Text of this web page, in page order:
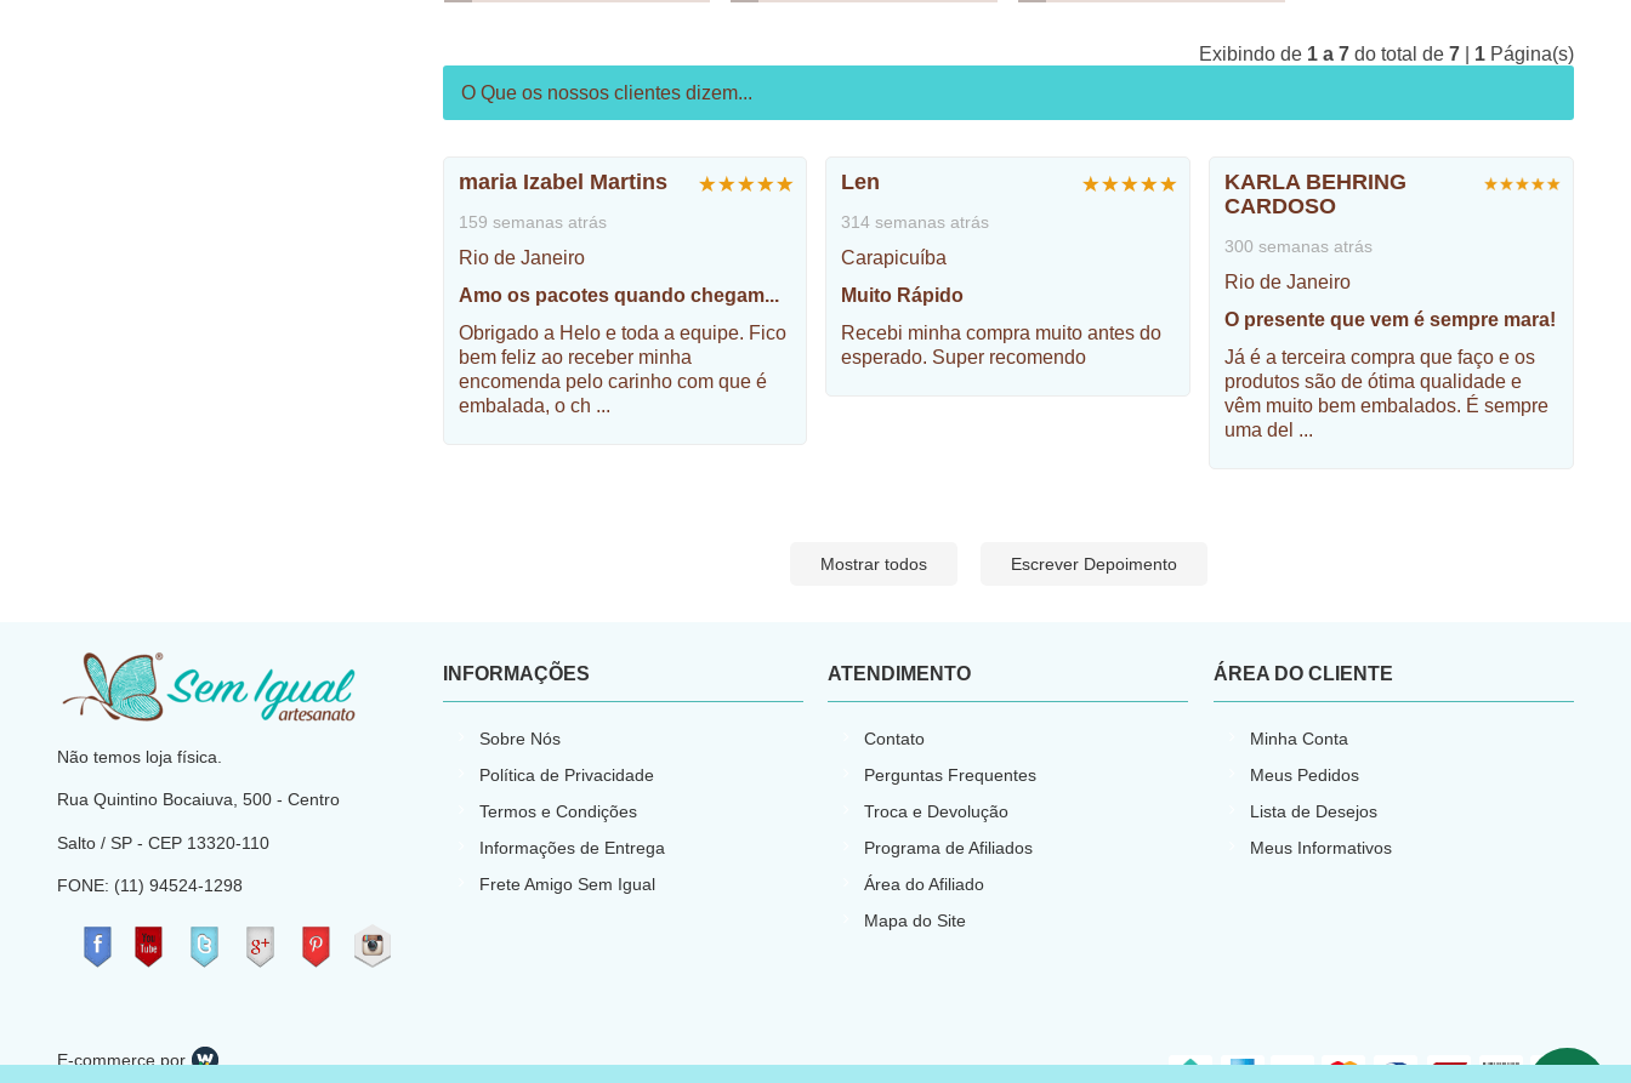
Exibindo de 1 a 7do total de 7| 1Página(s)
O Que os nossos clientes dizem...
maria Izabel Martins
159 semanas atrás
Rio de Janeiro
Amo os pacotes quando chegam...
Obrigado a Helo e toda a equipe. Fico
bem feliz ao receber minha
encomenda pelo carinho com que é
embalada, o ch ...
Len
314 semanas atrás
Carapicuíba
Muito Rápido
Recebi minha compra muito antes do
esperado. Super recomendo
KARLA BEHRING
CARDOSO
300 semanas atrás
Rio de Janeiro
O presente que vem é sempre mara!
Já é a terceira compra que faço e os
produtos são de ótima qualidade e
vêm muito bem embalados. É sempre
uma del ...
Mostrar todos Escrever Depoimento
Não temos loja física.
Rua Quintino Bocaiuva, 500 - Centro
Salto / SP - CEP 13320-110
FONE: (11) 94524-1298
INFORMAÇÕES
Sobre Nós
Política de Privacidade
Termos e Condições
Informações de Entrega
Frete Amigo Sem Igual
ATENDIMENTO
Contato
Perguntas Frequentes
Troca e Devolução
Programa de Afiliados
Área do Afiliado
Mapa do Site
ÁREA DO CLIENTE
Minha Conta
Meus Pedidos
Lista de Desejos
Meus Informativos
E-commerce por